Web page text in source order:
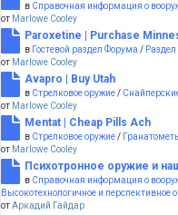
в Справочная информация о
от Marlowe Cooley
Paroxetine | Purchase
в Гостевой раздел Форума /
от Marlowe Cooley
Avapro | Buy Utah
в Стрелковое оружие/
от Marlowe Cooley
Mentat | Cheap Pills Ach
в Стрелковое оружие/
от Marlowe Cooley
Психотронное оружие и
в Справочная информация о
Высокотехнологичное и перспективное
отАркадий Гайдар